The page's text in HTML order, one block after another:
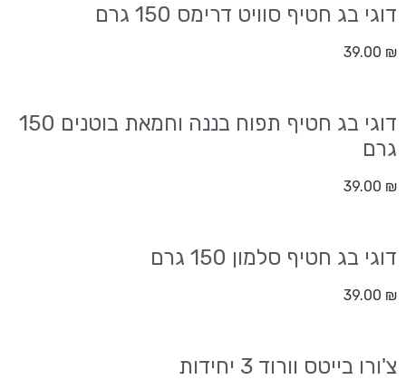
דוגי בג חטיף סוויט דרימס 150 גרם
39.00 ₪
דוגי בג חטיף תפוח בננה וחמאת בוטנים 150
גרם
39.00 ₪
דוגי בג חטיף סלמון 150 גרם
39.00 ₪
צ'ורו בייטס וורוד 3 יחידות